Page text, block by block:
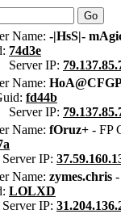
Name: -|HsS|-
74d3e
Server IP:
Name:
fd44b
Server IP:
Name: fOruz+ - FP
Server IP:
Name: zymes.chris
LOLXD
Server IP: